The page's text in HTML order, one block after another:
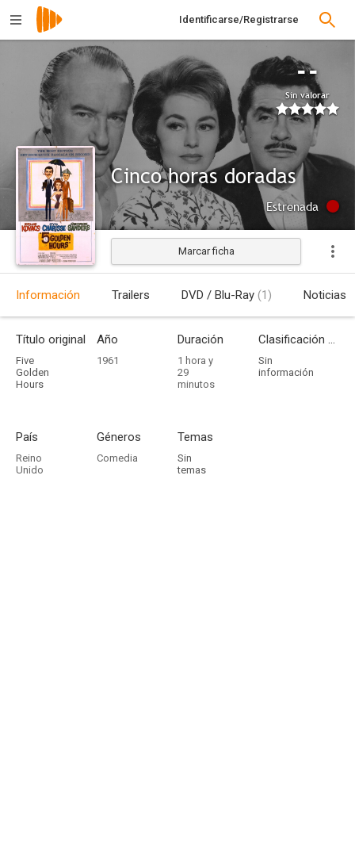
Identificarse/Registrarse
--
Sin valorar
Cinco horas doradas
Estrenada
Marcar ficha
Información Trailers DVD / Blu-Ray (1) Noticias
Título original
Five
Golden
Hours
Año
1961
Duración
1 hora y
29
minutos
Clasificación por edades
Sin
información
País
Reino
Unido
Géneros
Comedia
Temas
Sin
temas